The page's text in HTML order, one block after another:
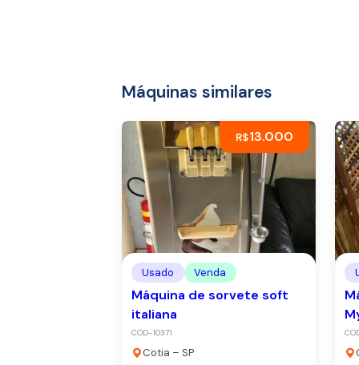
Máquinas similares
R$13.000
Usado Venda
Máquina de sorvete soft
italiana
COD-10371
Cotia – SP